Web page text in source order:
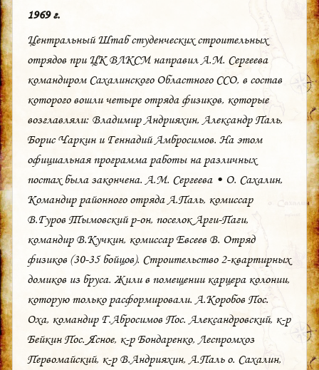
1969 г.
Центральный Штаб студенческих строительных
отрядов при ЦК ВЛКСМ направил А.М. Сергеева
командиром Сахалинского Областного ССО, в состав
которого вошли четыре отряда физиков, которые
возглавляли: Владимир Андрияхин, Александр Паль,
Борис Чаркин и Геннадий Амбросимов. На этом
официальная программа работы на различных
постах была закончена. А.М. Сергеева • О. Сахалин,
Командир районного отряда А.Паль, комиссар
В.Гуров Тымовский р-он, поселок Арги-Паги,
командир В.Кучкин, комиссар Евсеев В. Отряд
физиков (30-35 бойцов). Строительство 2-квартирных
домиков из бруса. Жили в помещении карцера колонии,
которую только расформировали. А.Коробов Пос.
Оха, командир Г.Абросимов Пос. Александровский, к-р
Бейкин Пос. Ясное, к-р Бондаренко, Леспромхоз
Первомайский, к-р В.Андрияхин, А.Паль o. Сахалин,